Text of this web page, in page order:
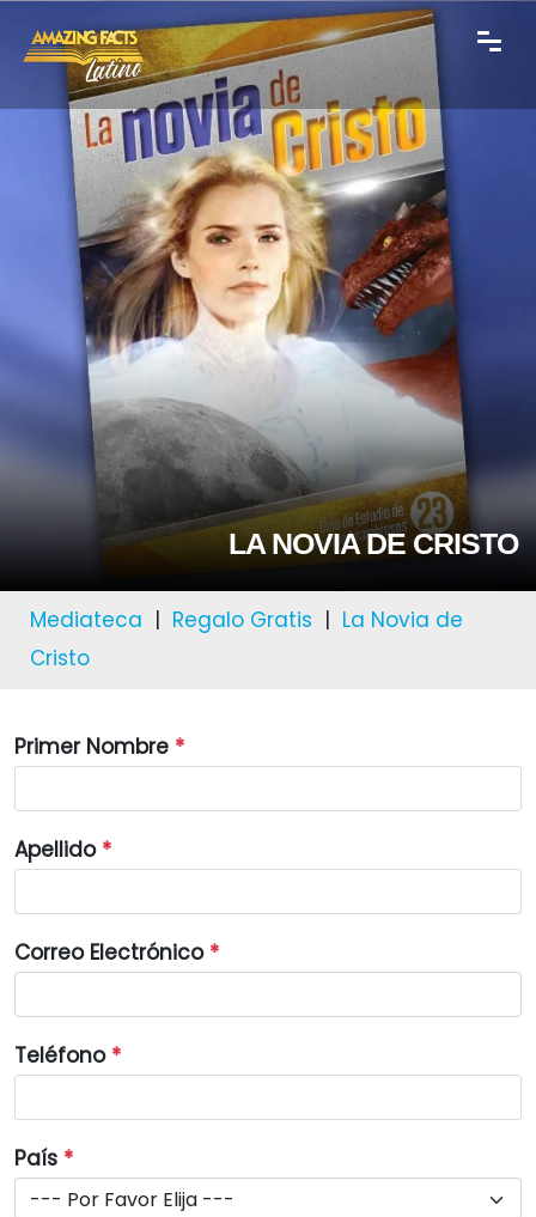
LA NOVIA DE CRISTO
Mediateca | Regalo Gratis | La Novia de
Cristo
Primer Nombre *
Apellido *
Correo Electrónico *
Teléfono *
País *